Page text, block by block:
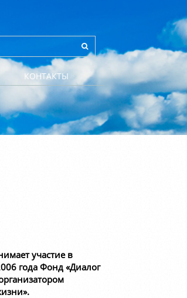
КОНТАКТЫ
участие в
года Фонд «Диалог